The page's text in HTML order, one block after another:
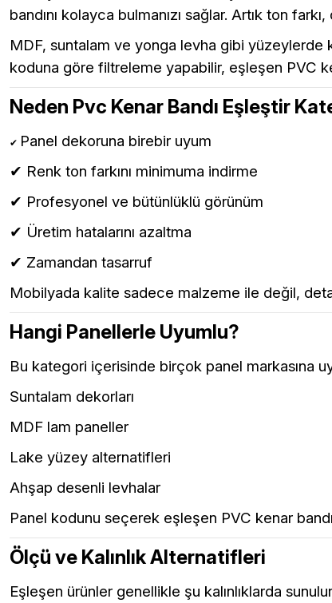
bandını kolayca bulmanızı sağlar. Artık ton
MDF, suntalam ve yonga levha gibi yüzeylerde
koduna göre filtreleme yapabilir, eşleşen PVC
Neden Pvc Kenar Bandı Eşleştir
✔ Panel dekoruna birebir uyum
✔ Renk ton farkını minimuma indirme
✔ Profesyonel ve bütünlüklü görünüm
✔ Üretim hatalarını azaltma
✔ Zamandan tasarruf
Mobilyada kalite sadece malzeme ile değil,
Hangi Panellerle Uyumlu?
Bu kategori içerisinde birçok panel markasına
Suntalam dekorları
MDF lam paneller
Lake yüzey alternatifleri
Ahşap desenli levhalar
Panel kodunu seçerek eşleşen PVC kenar
Ölçü ve Kalınlık Alternatifleri
Eşleşen ürünler genellikle şu kalınlıklarda
Teverpan Pvc Kenar Bandı
Tutkal Kazan Temizleme